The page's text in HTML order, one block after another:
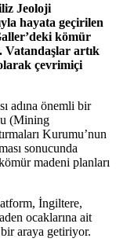
Jeoloji
hayata geçirilen
kömür
Vatandaşlar artık
çevrimiçi
adına önemli bir
(Mining
Kurumu’nun
sonucunda
madeni planları
İngiltere,
ocaklarına ait
araya getiriyor.